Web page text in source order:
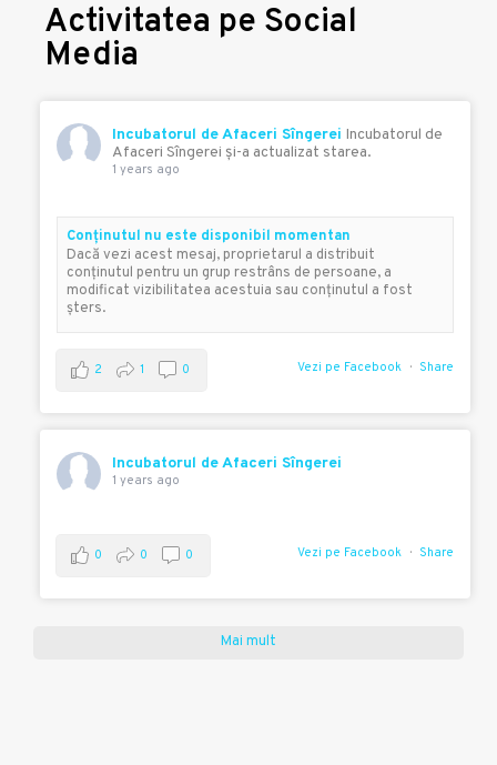
Activitatea pe Social
Media
Incubatorul de Afaceri Sîngerei Incubatorul de
Afaceri Sîngerei şi-a actualizat starea.
1 years ago
Conţinutul nu este disponibil momentan
Dacă vezi acest mesaj, proprietarul a distribuit
conţinutul pentru un grup restrâns de persoane, a
modificat vizibilitatea acestuia sau conţinutul a fost
şters.
Vezi pe Facebook Share
2 1 0
Incubatorul de Afaceri Sîngerei
1 years ago
Vezi pe Facebook Share
0 0 0
Mai mult